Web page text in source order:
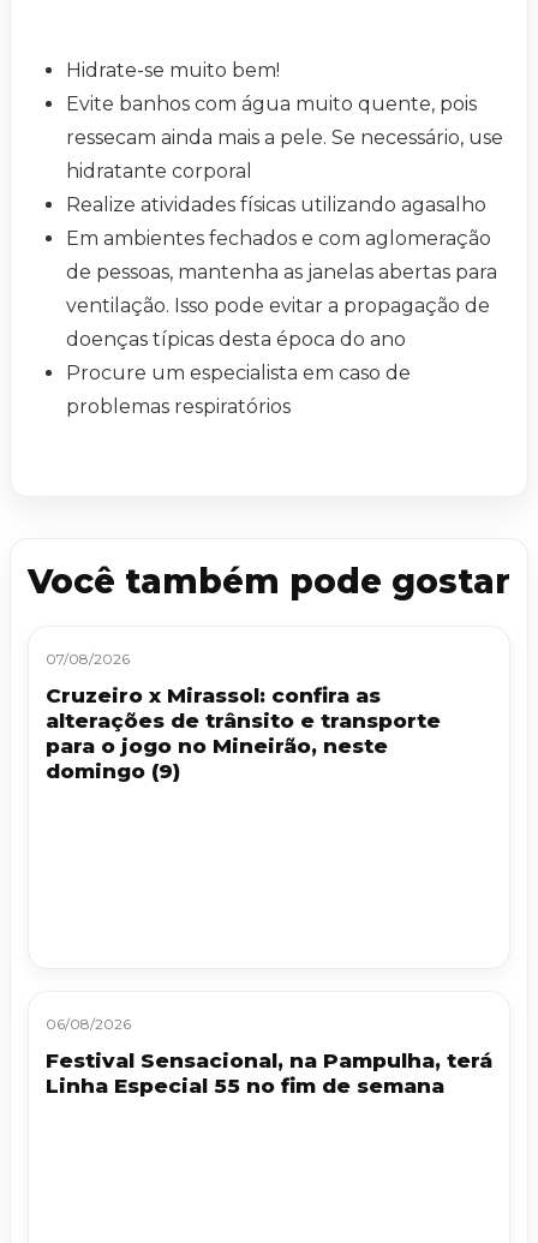
Hidrate-se muito bem!
Evite banhos com água muito quente, pois
ressecam ainda mais a pele. Se necessário, use
hidratante corporal
Realize atividades físicas utilizando agasalho
Em ambientes fechados e com aglomeração
de pessoas, mantenha as janelas abertas para
ventilação. Isso pode evitar a propagação de
doenças típicas desta época do ano
Procure um especialista em caso de
problemas respiratórios
Você também pode gostar
07/08/2026
Cruzeiro x Mirassol: confira as
alterações de trânsito e transporte
para o jogo no Mineirão, neste
domingo (9)
06/08/2026
Festival Sensacional, na Pampulha, terá
Linha Especial 55 no fim de semana